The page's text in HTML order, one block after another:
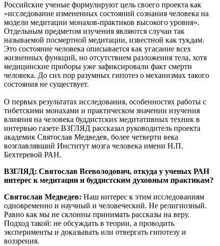
Российские ученые формулируют цель своего проекта как
«исследование измененных состояний сознания человека на
модели медитации монахов-практиков высокого уровня».
Отдельным предметом изучения являются случаи так
называемой посмертной медитации, известной как тукдам.
Это состояние человека описывается как угасание всех
жизненных функций, но отсутствием разложения тела, хотя
медицинские приборы уже зафиксировали факт смерти
человека. До сих пор разумных гипотез о механизмах такого
состояния не существует.
О первых результатах исследования, особенностях работы с
тибетскими монахами и практическом значении изучения
влияния на человека буддистских медитативных техник в
интервью газете ВЗГЛЯД рассказал руководитель проекта
академик Святослав Медведев, более четверти века
возглавлявший Институт мозга человека имени Н.П.
Бехтеревой РАН.
ВЗГЛЯД: Святослав Всеволодович, откуда у ученых РАН
интерес к медитации и буддистским духовным практикам?
Святослав Медведев: Наш интерес к этим исследованиям
одновременно и научный и человеческий. Не религиозный.
Равно как мы не склонны принимать рассказы на веру.
Подход такой: не обсуждать в теории, а проводить
эксперименты и доказывать или отвергать гипотезу и
воззрения.